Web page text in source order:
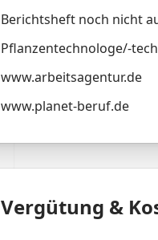
Berichtsheft noch nicht
Pflanzentechnologe/-
www.arbeitsagentur.de
www.planet-beruf.de
Vergütung &